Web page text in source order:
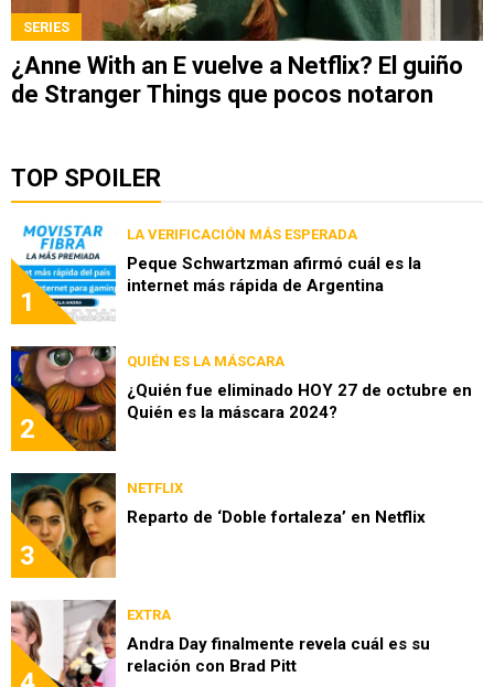
SERIES
¿Anne With an E vuelve a Netflix? El guiño
de Stranger Things que pocos notaron
TOP SPOILER
1
LA VERIFICACIÓN MÁS ESPERADA
Peque Schwartzman afirmó cuál es la
internet más rápida de Argentina
2
QUIÉN ES LA MÁSCARA
¿Quién fue eliminado HOY 27 de octubre en
Quién es la máscara 2024?
3
NETFLIX
Reparto de ‘Doble fortaleza’ en Netflix
EXTRA
Andra Day finalmente revela cuál es su
relación con Brad Pitt